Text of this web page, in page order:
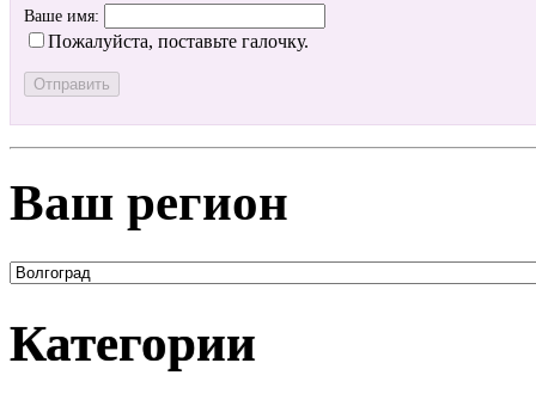
Ваше имя:
Пожалуйста, поставьте галочку.
Ваш регион
Категории